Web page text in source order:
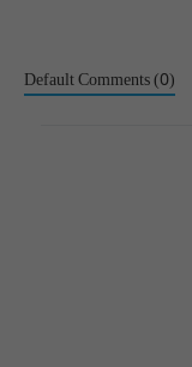
Default Comments (0)